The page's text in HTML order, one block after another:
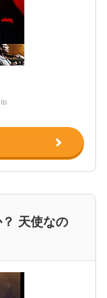
天使なの